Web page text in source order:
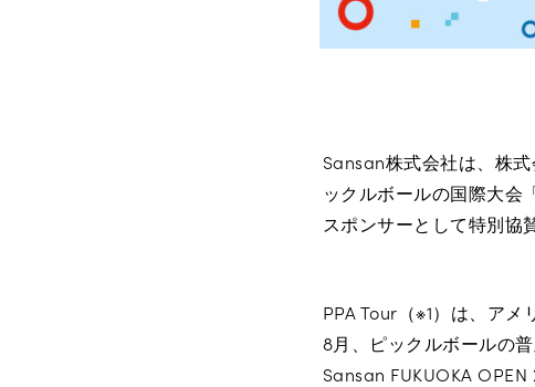
Sansan株式会社は、株
ックルボールの国際大会
スポンサーとして特別協
PPA Tour（※1）は、ア
8月、ピックルボールの
Sansan FUKUOKA